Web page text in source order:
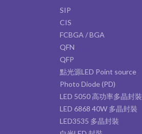
SIP
CIS
FCBGA / BGA
QFN
QFP
點光源LED Point source
Photo Diode (PD)
LED 5050 高功率多晶封裝
LED 6868 40W 多晶封裝
LED3535 多晶封裝